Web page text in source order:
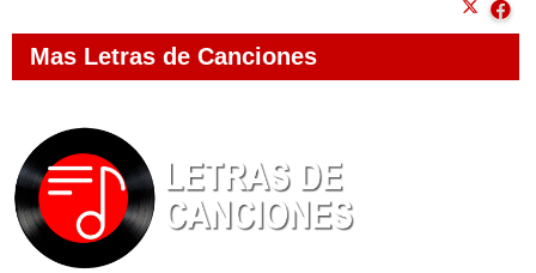
Mas Letras de Canciones